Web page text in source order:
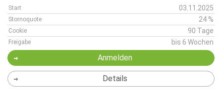
Start 03.11.2025
Stornoquote 24 %
Cookie 90 Tage
Freigabe bis 6 Wochen
Anmelden
Details